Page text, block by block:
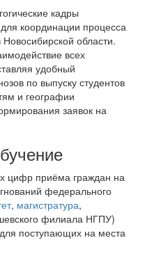
кадры
координации процесса
Новосибирской области.
всех
удобный
по выпуску студентов
и географии
заявок на
цифр приёма граждан на
федерального
, магистратура,
филиала НГПУ)
поступающих на места